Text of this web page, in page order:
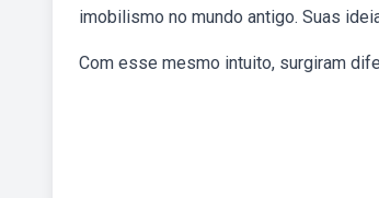
imobilismo no mundo antigo. Suas
Com esse mesmo intuito, surgiram